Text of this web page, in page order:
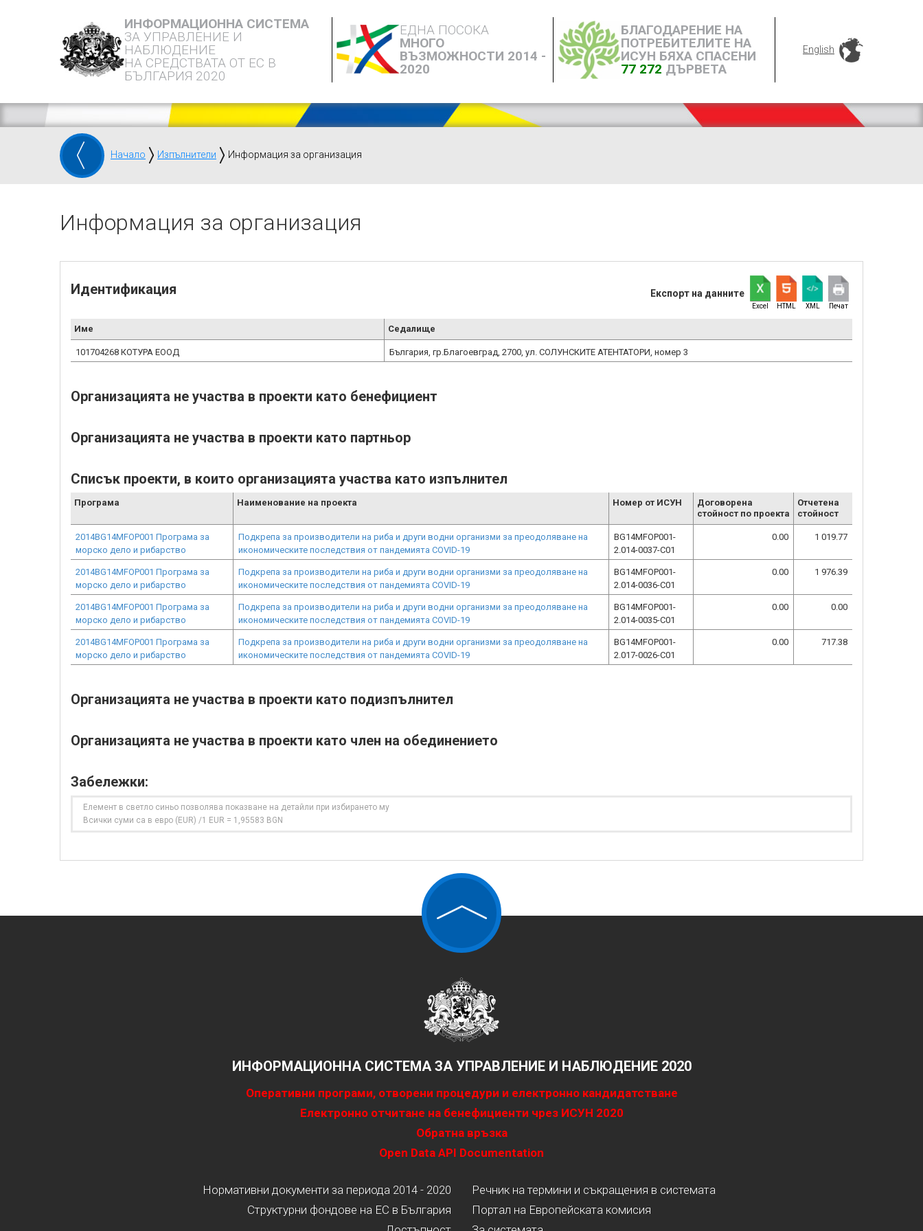
ИНФОРМАЦИОННА СИСТЕМА
ЗА УПРАВЛЕНИЕ И
НАБЛЮДЕНИЕ
НА СРЕДСТВАТА ОТ ЕС В
БЪЛГАРИЯ 2020
ЕДНА ПОСОКА
МНОГО
ВЪЗМОЖНОСТИ 2014 -
2020
БЛАГОДАРЕНИЕ НА
ПОТРЕБИТЕЛИТЕ НА
ИСУН БЯХА СПАСЕНИ
77 272 ДЪРВЕТА
English
Начало Изпълнители Информация за организация
Информация за организация
Идентификация Експорт на данните
Excel HTML XML Печат
Име Седалище
101704268 КОТУРА ЕООД България, гр.Благоевград, 2700, ул. СОЛУНСКИТЕ АТЕНТАТОРИ, номер 3
Организацията не участва в проекти като бенефициент
Организацията не участва в проекти като партньор
Списък проекти, в които организацията участва като изпълнител
Програма Наименование на проекта Номер от ИСУН
Договорена
стойност по проекта
Отчетена
стойност
2014BG14MFOP001 Програма за
морско дело и рибарство
Подкрепа за производители на риба и други водни организми за преодоляване на
икономическите последствия от пандемията COVID-19
BG14MFOP001-
2.014-0037-C01
0.00 1 019.77
2014BG14MFOP001 Програма за
морско дело и рибарство
Подкрепа за производители на риба и други водни организми за преодоляване на
икономическите последствия от пандемията COVID-19
BG14MFOP001-
2.014-0036-C01
0.00 1 976.39
2014BG14MFOP001 Програма за
морско дело и рибарство
Подкрепа за производители на риба и други водни организми за преодоляване на
икономическите последствия от пандемията COVID-19
BG14MFOP001-
2.014-0035-C01
0.00 0.00
2014BG14MFOP001 Програма за
морско дело и рибарство
Подкрепа за производители на риба и други водни организми за преодоляване на
икономическите последствия от пандемията COVID-19
BG14MFOP001-
2.017-0026-C01
0.00 717.38
Организацията не участва в проекти като подизпълнител
Организацията не участва в проекти като член на обединението
Забележки:
Елемент в светло синьо позволява показване на детайли при избирането му
Всички суми са в евро (EUR) /1 EUR = 1,95583 BGN
ИНФОРМАЦИОННА СИСТЕМА ЗА УПРАВЛЕНИЕ И НАБЛЮДЕНИЕ 2020
Оперативни програми, отворени процедури и електронно кандидатстване
Електронно отчитане на бенефициенти чрез ИСУН 2020
Обратна връзка
Open Data API Documentation
Нормативни документи за периода 2014 - 2020
Структурни фондове на ЕС в България
Речник на термини и съкращения в системата
Портал на Европейската комисия